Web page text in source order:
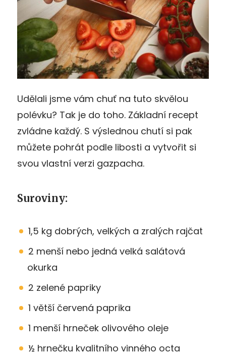
Udělali jsme vám chuť na tuto skvělou
polévku? Tak je do toho. Základní recept
zvládne každý. S výslednou chutí si pak
můžete pohrát podle libosti a vytvořit si
svou vlastní verzi gazpacha.
Suroviny:
1,5 kg dobrých, velkých a zralých rajčat
2 menší nebo jedná velká salátová
okurka
2 zelené papriky
1 větší červená paprika
1 menší hrneček olivového oleje
½ hrnečku kvalitního vinného octa